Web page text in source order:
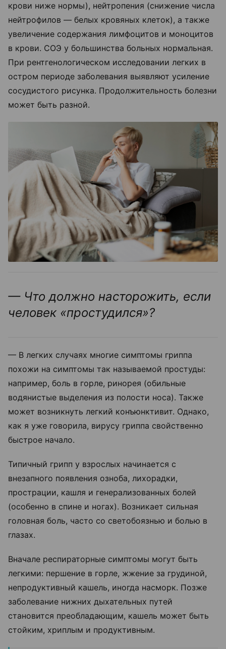
крови ниже нормы), нейтропения (снижение числа
нейтрофилов — белых кровяных клеток), а также
увеличение содержания лимфоцитов и моноцитов
в крови. СОЭ у большинства больных нормальная.
При рентгенологическом исследовании легких в
остром периоде заболевания выявляют усиление
сосудистого рисунка. Продолжительность болезни
может быть разной.
— Что должно насторожить, если
человек «простудился»?
— В легких случаях многие симптомы гриппа
похожи на симптомы так называемой простуды:
например, боль в горле, ринорея (обильные
водянистые выделения из полости носа). Также
может возникнуть легкий конъюнктивит. Однако,
как я уже говорила, вирусу гриппа свойственно
быстрое начало.
Типичный грипп у взрослых начинается с
внезапного появления озноба, лихорадки,
прострации, кашля и генерализованных болей
(особенно в спине и ногах). Возникает сильная
головная боль, часто со светобоязнью и болью в
глазах.
Вначале респираторные симптомы могут быть
легкими: першение в горле, жжение за грудиной,
непродуктивный кашель, иногда насморк. Позже
заболевание нижних дыхательных путей
становится преобладающим, кашель может быть
стойким, хриплым и продуктивным.